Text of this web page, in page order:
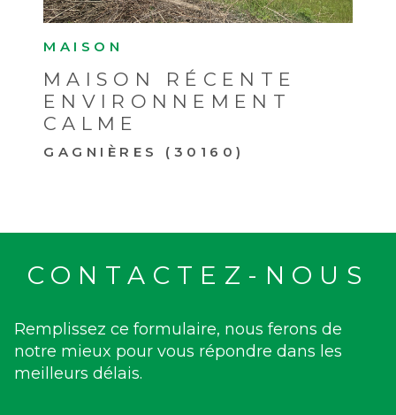
MAISON
MAISON RÉCENTE
ENVIRONNEMENT
CALME
GAGNIÈRES (30160)
CONTACTEZ-NOUS
Remplissez ce formulaire, nous ferons de
notre mieux pour vous répondre dans les
meilleurs délais.